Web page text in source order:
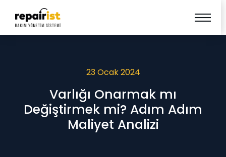
23 Ocak 2024
Varlığı Onarmak mı
Değiştirmek mi? Adım Adım
Maliyet Analizi